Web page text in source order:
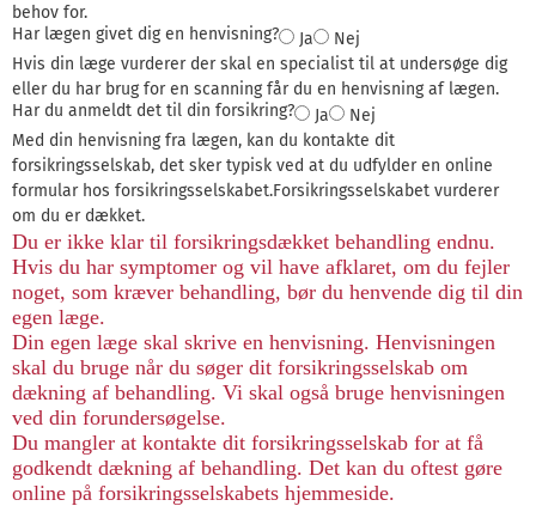
behov for.
Har lægen givet dig en henvisning?
Ja
Nej
Hvis din læge vurderer der skal en specialist til at undersøge dig
eller du har brug for en scanning får du en henvisning af lægen.
Har du anmeldt det til din forsikring?
Ja
Nej
Med din henvisning fra lægen, kan du kontakte dit
forsikringsselskab, det sker typisk ved at du udfylder en online
formular hos forsikringsselskabet.Forsikringsselskabet vurderer
om du er dækket.
Du er ikke klar til forsikringsdækket behandling endnu.
Hvis du har symptomer og vil have afklaret, om du fejler
noget, som kræver behandling, bør du henvende dig til din
egen læge.
Din egen læge skal skrive en henvisning. Henvisningen
skal du bruge når du søger dit forsikringsselskab om
dækning af behandling. Vi skal også bruge henvisningen
ved din forundersøgelse.
Du mangler at kontakte dit forsikringsselskab for at få
godkendt dækning af behandling. Det kan du oftest gøre
online på forsikringsselskabets hjemmeside.